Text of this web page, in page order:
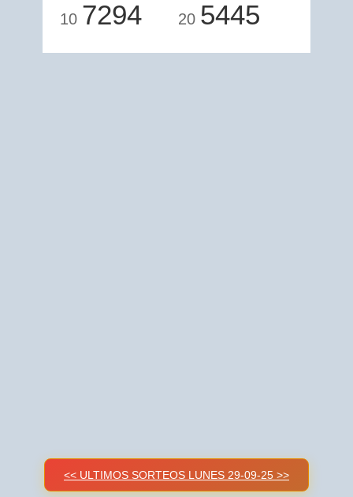
10 7294 20 5445
<< ULTIMOS SORTEOS LUNES 29-09-25 >>